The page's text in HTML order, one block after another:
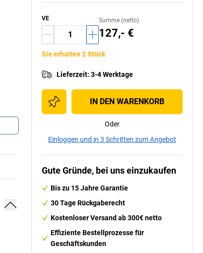
VE Summe (netto)
127,- €
Sie erhalten 2 Stück
Lieferzeit: 3-4 Werktage
IN DEN WARENKORB
Oder
Einloggen und in 3 Schritten zum Angebot
Gute Gründe, bei uns einzukaufen
Bis zu 15 Jahre Garantie
30 Tage Rückgaberecht
Kostenloser Versand ab 300€ netto
Effiziente Bestellprozesse für
Geschäftskunden